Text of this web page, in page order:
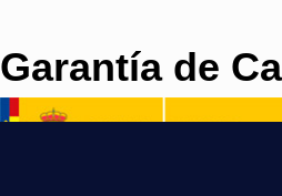
Garantía de